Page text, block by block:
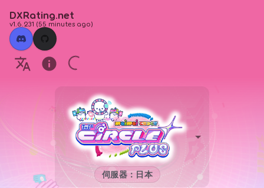
DXRating.net
v1.6.231 (55 minutes ago)
伺服器：日本